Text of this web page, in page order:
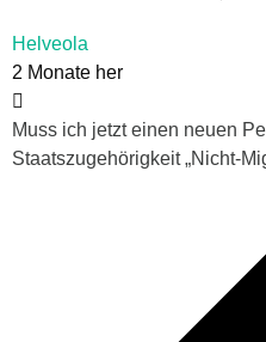
Helveola
2 Monate her
Muss ich jetzt einen neuen
Staatszugehörigkeit „Nicht-